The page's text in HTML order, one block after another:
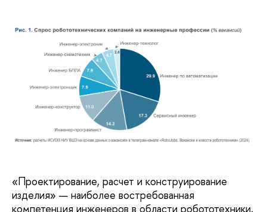
«Проектирование, расчет и конструирование
изделия» — наиболее востребованная
компетенция инженеров в области робототехники,